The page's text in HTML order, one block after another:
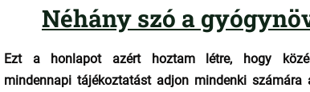
Néhány szó a
Ezt a honlapot azért hoztam létre, hogy
mindennapi tájékoztatást adjon mindenki